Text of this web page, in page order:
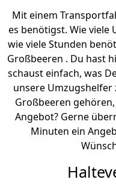
Mit einem
es benötigst. Wie viele
wie viele Stunden
Großbeeren . Du hast
schaust einfach, was
unsere
Großbeeren
Angebot? Gerne
Minuten ein